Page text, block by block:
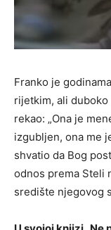
Franko je
rijetkim, ali
rekao: „Ona je
izgubljen, ona me
shvatio da Bog
odnos prema Steli
središte njegovog